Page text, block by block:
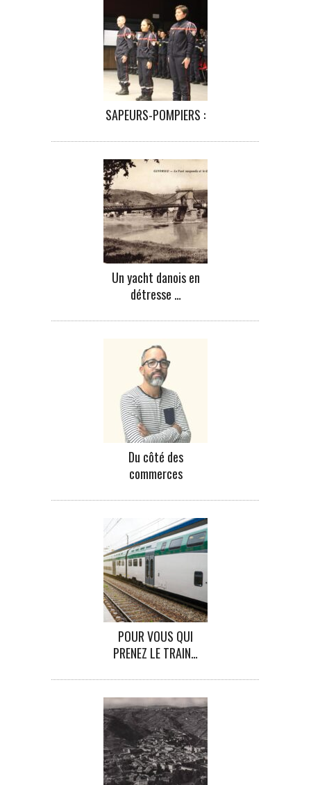
SAPEURS-POMPIERS :
Un yacht danois en
détresse …
Du côté des
commerces
POUR VOUS QUI
PRENEZ LE TRAIN…